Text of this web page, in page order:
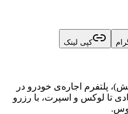
کپی لینک
پلتفرم اجاره‌ی خودرو در
تا لوکس و اسپرت، با رزرو